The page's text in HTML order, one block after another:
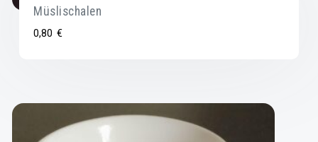
Müslischalen
0,80€